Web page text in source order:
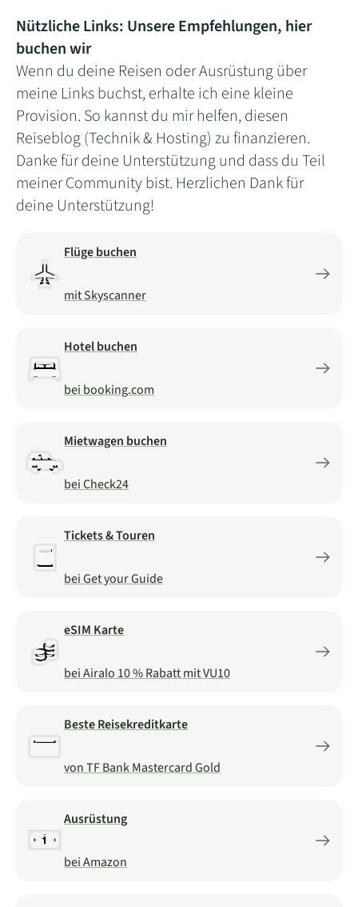
Nützliche Links: Unsere Empfehlungen, hier
buchen wir
Wenn du deine Reisen oder Ausrüstung über
meine Links buchst, erhalte ich eine kleine
Provision. So kannst du mir helfen, diesen
Reiseblog (Technik & Hosting) zu finanzieren.
Danke für deine Unterstützung und dass du Teil
meiner Community bist. Herzlichen Dank für
deine Unterstützung!
Flüge buchen
mit Skyscanner
Hotel buchen
bei booking.com
Mietwagen buchen
bei Check24
Tickets & Touren
bei Get your Guide
eSIM Karte
bei Airalo 10 % Rabatt mit VU10
Beste Reisekreditkarte
von TF Bank Mastercard Gold
Ausrüstung
bei Amazon